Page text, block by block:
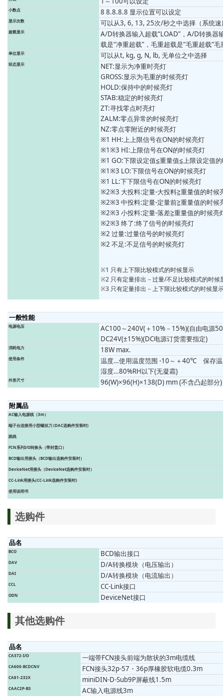
小数点 8 8.8.8.8 显示位置可以设定
显示次数 可以从3, 6, 13, 25次/秒之中选择（系统
超载显示
A/D转换器输入超载“LOAD”，A/D转换器
载是“净重超载”，毛重超载是“毛重超载“毛
单位显示 可以从t, kg, g, N, lb, 无单位之中选择
状态显示
NET:显示为净重时亮灯
GROSS:显示为毛重的时候亮灯
HOLD:保持中的时候亮灯
STAB:稳定的时候亮灯
ZT:寻找零点时亮灯
ZALM:零点异常的时候亮灯
NZ:零点零附近的时候亮灯
※1 HH:上上限信号在ON的时候亮灯
※1※3 HI:上限信号在ON的时候亮灯
※1 GO:下限设定值≦重量值≦上限设定值
※1※3 LO:下限信号在ON的时候亮灯
※1 LL:下下限信号在ON的时候亮灯
※2※3 大投料:定量-大投料≧重量值的时候
※2※3 中投料:定量-定量前≧重量值的时候
※2※3 小投料:定量-落差≧重量值的时候亮
※2※3 终了:终了信号的时候亮灯
※2 过量:过量信号的时候亮灯
※2 不足:不足信号的时候亮灯
※1 只有上下限比较模式的时候显示
※2 只有定量排出－过量/不足比较模式的时候
※3 只有定量排出－上下限比较模式的时候显
一般性能
电源电压
AC100～240V(＋10%－15%)(自由电源
DC24V(±15%)(DC电源订货需要指定)
消耗电力 18W max.
使用条件
温度…使用温度范围 -10～＋40℃ 保存
湿度…80%RH以下(无凝霜)
外形尺寸 96(W)×96(H)×138(D) mm (不含凸起部分)
附属品
AC输入电源线（3m）
端子台连接用小型螺丝刀 (DAC选购件安装时)
跳线
FCN系列I/O转换头（带封盖口）
BCD输出用接头（BCD输出选购件安装时）
DeviceNet用接头（DeviceNet选购件安装时）
CC-Link用接头(CC-Link选购件安装时)
使用说明书
选购件
品名
BCO BCD输出接口
DAV D/A转换模块（电压输出）
DAI D/A转换模块（电流输出）
CCL CC-Link接口
ODN DeviceNet接口
其他选购件
品名
CA372-I/O 一端带FCN接头前端为散状的3m电缆线
CA600-BCDCNV FCN接头32p-57・36p厚橡胶软电缆0.3m
CA81-232X miniDIN-D-Sub9P屏蔽线1.5m
CAAC2P-B3 AC输入电源线3m